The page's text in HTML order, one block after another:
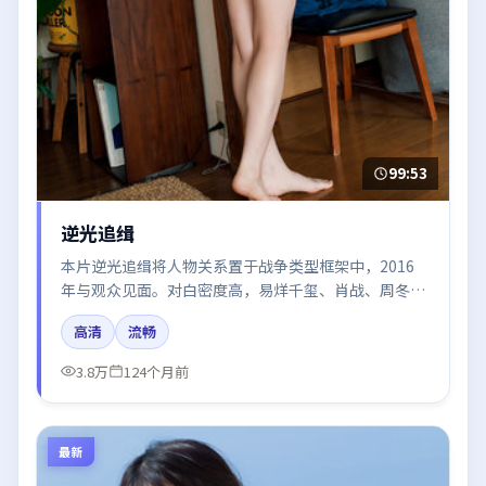
99:53
逆光追缉
本片逆光追缉将人物关系置于战争类型框架中，2016
年与观众见面。对白密度高，易烊千玺、肖战、周冬
雨、白宇、黄渤的台词节奏值得关注；整体气质偏英国
都市与冷色调摄影。
高清
流畅
3.8万
124个月前
最新